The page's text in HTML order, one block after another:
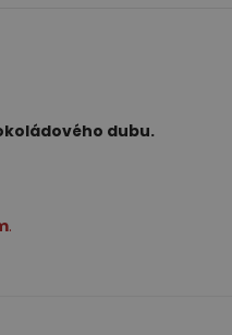
dubu.
.